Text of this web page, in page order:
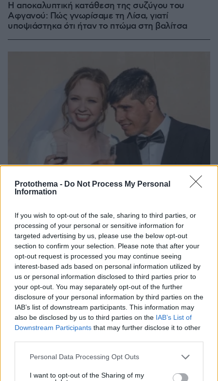
Protothema - Do Not Process My Personal
Information
If you wish to opt-out of the sale, sharing to third parties, or
processing of your personal or sensitive information for
targeted advertising by us, please use the below opt-out
section to confirm your selection. Please note that after your
opt-out request is processed you may continue seeing
interest-based ads based on personal information utilized by
us or personal information disclosed to third parties prior to
your opt-out. You may separately opt-out of the further
disclosure of your personal information by third parties on the
IAB’s list of downstream participants. This information may
also be disclosed by us to third parties on the IAB’s List of
Downstream Participants that may further disclose it to other
Please note that this website/app uses one or more Google
not limited to your visit or usage behaviour. You may click to
Personal Data Processing Opt Outs
I want to opt-out of the Sharing of my
Η αποκαλυπτική κατάθεση της συζύγου του
Αφγανού: Πώς γνωρίσαμε τη Λίσα, γιατί
υποψιάστηκα ότι ήταν το πτώμα στη βαλίτσα
Η απουσία μέσα στη νύχτα και η λεπτομέρεια στα
μηνύματα: Πώς η σύζυγος του Αφγανού ξεκίνησε
να τον υποπτεύεται για τη δολοφονία της
Βρετανίδας στην Κυψέλη
06.08.2026, 15:36